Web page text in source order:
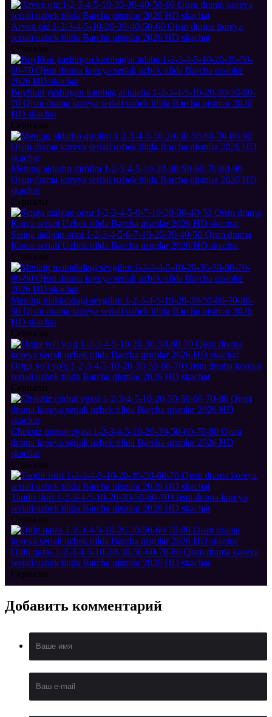
Arvox qiz 1-2-3-4-5-10-20-30-40-50-60 Qism drama koreya
seriali uzbek tilida Barcha qismlar 2026 HD skachat
Сериалы
Boylikni yashirgan kambag'al talaba 1-2-3-4-5-10-20-30-50-60-
70 Qism drama koreya seriali uzbek tilida Barcha qismlar 2026
HD skachat
Сериалы
Mening ajdarho qirolim 1-2-3-4-5-10-20-30-50-60-70-80-90
Qism drama koreya seriali uzbek tilida Barcha qismlar 2026 HD
skachat
Сериалы
Senga atalgan orzu 1-2-3-4-5-6-7-10-20-30-40-50 Qism drama
Korea seriali Uzbek tilida Barcha qismlar 2026 HD skachat
Сериалы
Mening maktabdagi sevgilim 1-2-3-4-5-10-20-30-50-60-70-80-
90 Qism drama koreya seriali uzbek tilida Barcha qismlar 2026
HD skachat
Сериалы
Ortga yo'l yo'q 1-2-3-4-5-10-20-30-50-60-70 Qism drama koreya
seriali uzbek tilida Barcha qismlar 2026 HD skachat
Сериалы
Cheksiz qudrat egasi 1-2-3-4-5-10-20-30-50-60-70-80 Qism
drama koreya seriali uzbek tilida Barcha qismlar 2026 HD
skachat
Сериалы
Taqdir ifori 1-2-3-4-5-10-20-30-50-60-70 Qism drama koreya
seriali uzbek tilida Barcha qismlar 2026 HD skachat
Сериалы
Oltin qafas 1-2-3-4-5-10-20-30-50-60-70-80 Qism drama koreya
seriali uzbek tilida Barcha qismlar 2026 HD skachat
Сериалы
Добавить комментарий